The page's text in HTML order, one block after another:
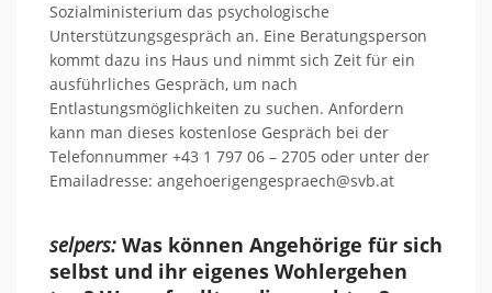
Sozialministerium das psychologische
Unterstützungsgespräch an. Eine Beratungsperson
kommt dazu ins Haus und nimmt sich Zeit für ein
ausführliches Gespräch, um nach
Entlastungsmöglichkeiten zu suchen. Anfordern
kann man dieses kostenlose Gespräch bei der
Telefonnummer +43 1 797 06 – 2705 oder unter der
Emailadresse: angehoerigengespraech@svb.at
selpers: Was können Angehörige für sich
selbst und ihr eigenes Wohlergehen